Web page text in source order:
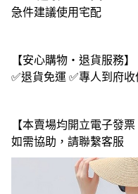
急件建議使用宅配
【安心購物・退貨服務】
✅退貨免運 ✅專人到府
【本賣場均開立電子發
如需協助，請聯繫客服